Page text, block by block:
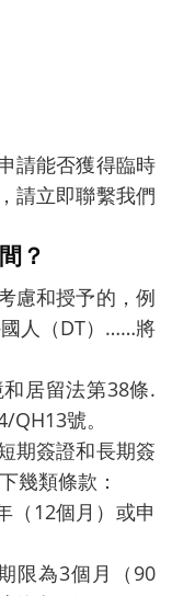
請能否獲得臨時
請立即聯繫我們
？
慮和授予的，例
人（DT）……將
居留法第38條.
號。
期簽證和長期簽
幾類條款：
（12個月）或申
限為3個月（90